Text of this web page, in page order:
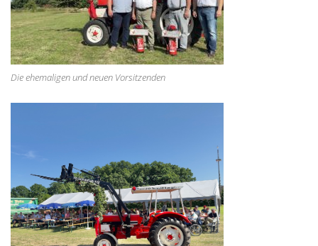
Die ehemaligen und neuen Vorsitzenden